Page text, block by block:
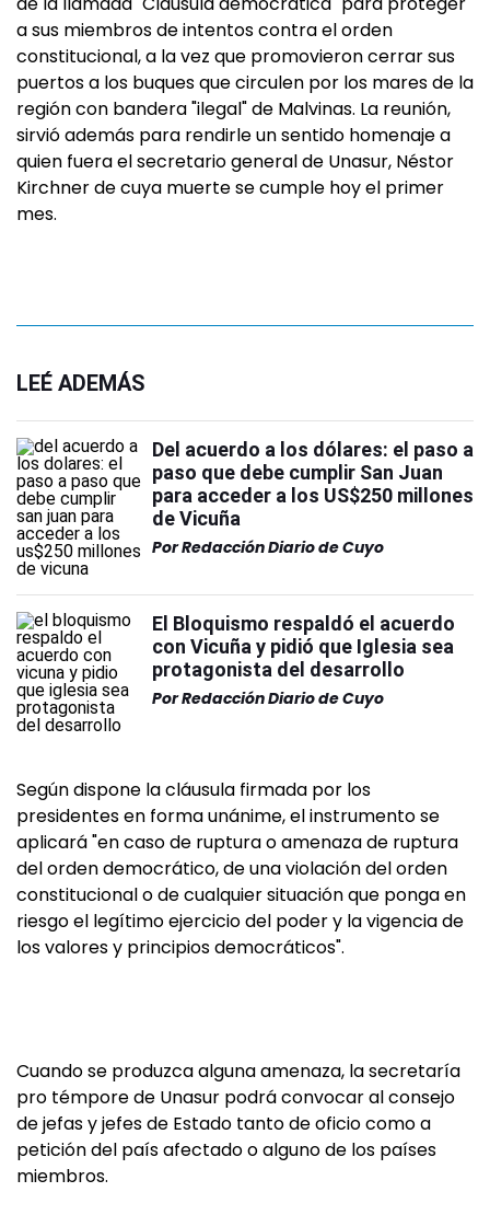
a sus miembros de intentos contra el orden
constitucional, a la vez que promovieron cerrar sus
puertos a los buques que circulen por los mares de la
región con bandera "ilegal" de Malvinas. La reunión,
sirvió además para rendirle un sentido homenaje a
quien fuera el secretario general de Unasur, Néstor
Kirchner de cuya muerte se cumple hoy el primer
mes.
LEÉ ADEMÁS
Del acuerdo a los dólares: el paso a
paso que debe cumplir San Juan
para acceder a los US$250 millones
de Vicuña
PorRedacción Diario de Cuyo
El Bloquismo respaldó el acuerdo
con Vicuña y pidió que Iglesia sea
protagonista del desarrollo
PorRedacción Diario de Cuyo
Según dispone la cláusula firmada por los
presidentes en forma unánime, el instrumento se
aplicará "en caso de ruptura o amenaza de ruptura
del orden democrático, de una violación del orden
constitucional o de cualquier situación que ponga en
riesgo el legítimo ejercicio del poder y la vigencia de
los valores y principios democráticos".
Cuando se produzca alguna amenaza, la secretaría
pro témpore de Unasur podrá convocar al consejo
de jefas y jefes de Estado tanto de oficio como a
petición del país afectado o alguno de los países
miembros.